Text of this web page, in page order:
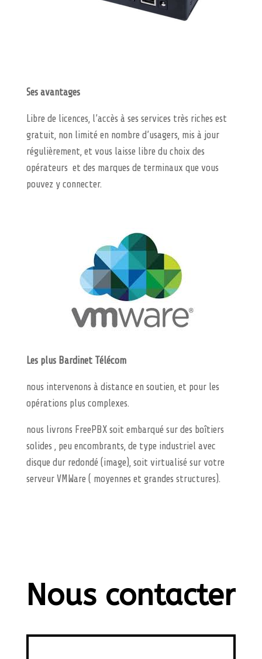
Ses avantages
Libre de licences, l’accès à ses services très riches est
gratuit, non limité en nombre d’usagers, mis à jour
régulièrement, et vous laisse libre du choix des
opérateurs et des marques de terminaux que vous
pouvez y connecter.
Les plus Bardinet Télécom
nous intervenons à distance en soutien, et pour les
opérations plus complexes.
nous livrons FreePBX soit embarqué sur des boîtiers
solides , peu encombrants, de type industriel avec
disque dur redondé (image), soit virtualisé sur votre
serveur VMWare ( moyennes et grandes structures).
Nous contacter